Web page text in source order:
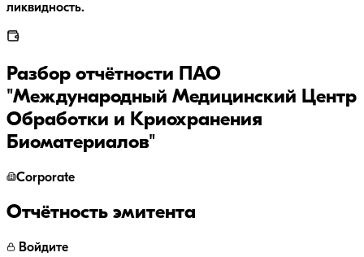
ликвидность.
Разбор отчётности ПАО
"Международный Медицинский Центр
Обработки и Криохранения
Биоматериалов"
Corporate
Отчётность эмитента
Войдите